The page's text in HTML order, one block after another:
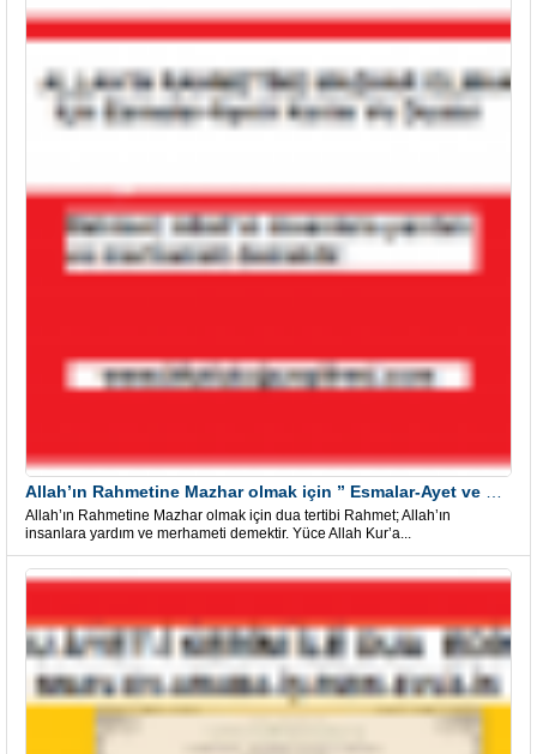
Allah’ın Rahmetine Mazhar olmak için dua tertibi Rahmet; Allah’ın
insanlara yardım ve merhameti demektir. Yüce Allah Kur’a...